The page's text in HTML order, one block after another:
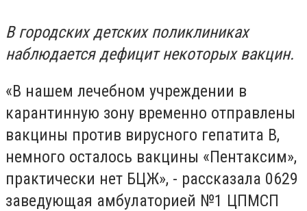
В городских детских поликлиниках
наблюдается дефицит некоторых вакцин.
«В нашем лечебном учреждении в
карантинную зону временно отправлены
вакцины против вирусного гепатита В,
немного осталось вакцины «Пентаксим»,
практически нет БЦЖ», - рассказала 0629
заведующая амбулаторией №1 ЦПМСП